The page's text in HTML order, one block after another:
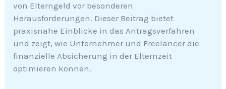
von Elterngeld vor besonderen
Herausforderungen. Dieser Beitrag bietet
praxisnahe Einblicke in das Antragsverfahren
und zeigt, wie Unternehmer und Freelancer die
finanzielle Absicherung in der Elternzeit
optimieren können.